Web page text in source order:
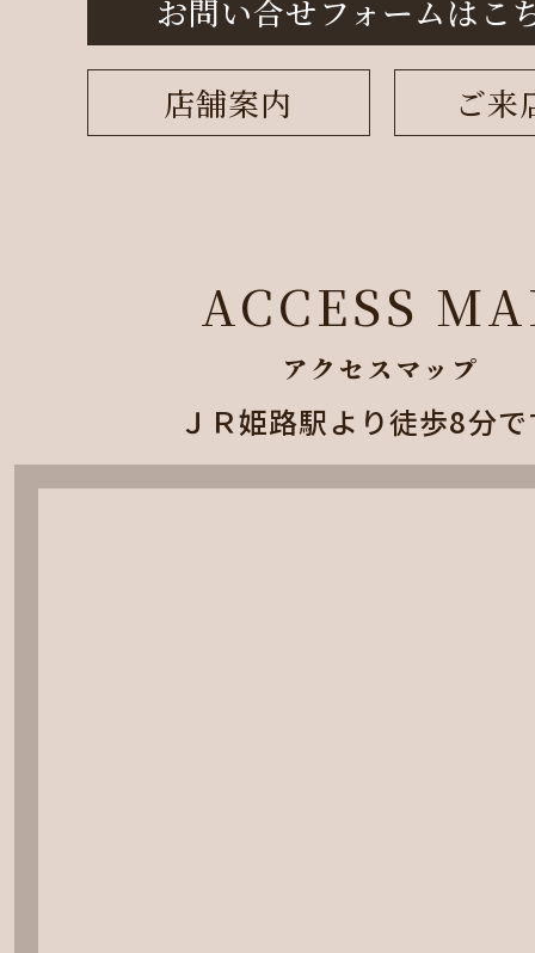
お問い合せフォームはこ
店舗案内 ご来
ACCESS
アクセスマップ
ＪＲ姫路駅より徒歩8分